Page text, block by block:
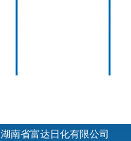
湖南省富达日化有限公司